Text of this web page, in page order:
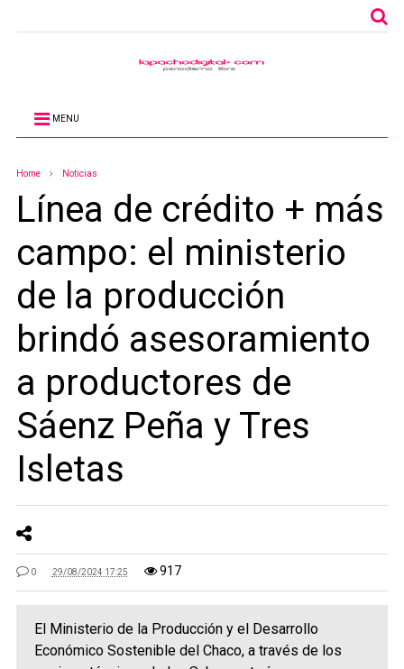
MENU
Home Noticias
Línea de crédito + más
campo: el ministerio
de la producción
brindó asesoramiento
a productores de
Sáenz Peña y Tres
Isletas
0 29/08/2024 17:25 917
El Ministerio de la Producción y el Desarrollo
Económico Sostenible del Chaco, a través de los